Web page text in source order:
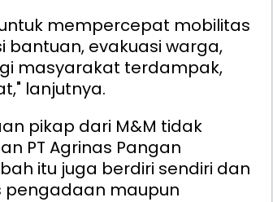
mempercepat mobilitas
bantuan, evakuasi warga,
masyarakat terdampak,
lanjutnya.
pikap dari M&M tidak
PT Agrinas Pangan
itu juga berdiri sendiri dan
pengadaan maupun